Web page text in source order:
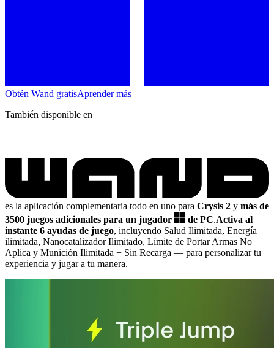
Obtén Wand gratisAprender más
También disponible en
es la aplicación complementaria todo en uno para Crysis 2 y más de
3500 juegos adicionales para un jugador
de PC.Activa al
instante 6 ayudas de juego, incluyendo Salud Ilimitada, Energía
ilimitada, Nanocatalizador Ilimitado, Límite de Portar Armas No
Aplica y Munición Ilimitada + Sin Recarga — para personalizar tu
experiencia y jugar a tu manera.